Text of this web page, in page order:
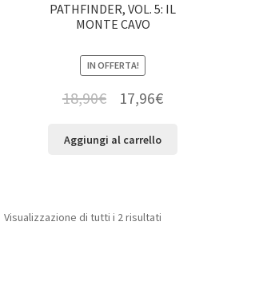
PATHFINDER, VOL. 5: IL
MONTE CAVO
IN OFFERTA!
18,90€ 17,96€
Aggiungi al carrello
Visualizzazione di tutti i 2 risultati